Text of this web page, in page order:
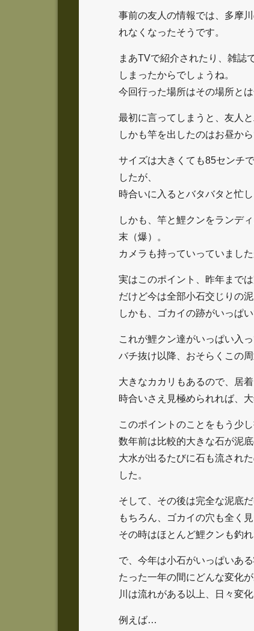
事前の友人の情報では、多摩
れなくなったそうです。
まあTVで紹介されたり、雑誌
しまったからでしょうね。
今回行った場所はその場所と
最初に言ってしまうと、友人
しかも竿を出したのはお昼か
サイズは大きくても85センチ
したが、
時合いに入るとバタバタと忙
しかも、竿と鯉クンをランデ
末（爆）。
カメラも持っていっていまし
実はこのポイント、昨年までは
だけど今は全部小石交じりの
しかも、ゴカイの跡がいっぱい
これが鯉クン達がいっぱい入
バチ抜け以降、おそらくこの
大きなカカリもあるので、居
時合いさえ見極められれば、
このポイントのことをもう少
数年前は比較的大きな石が泥
大水が出るたびに石も流され
した。
そして、その後は完全な泥底
もちろん、ゴカイの穴も全く
その時はほとんど鯉クンも釣
で、今年は小石がいっぱいあ
たった一年の間にどんな変化
川は流れがある以上、日々変
例えば…